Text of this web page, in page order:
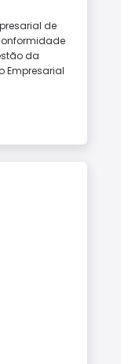
de
da
Empresarial